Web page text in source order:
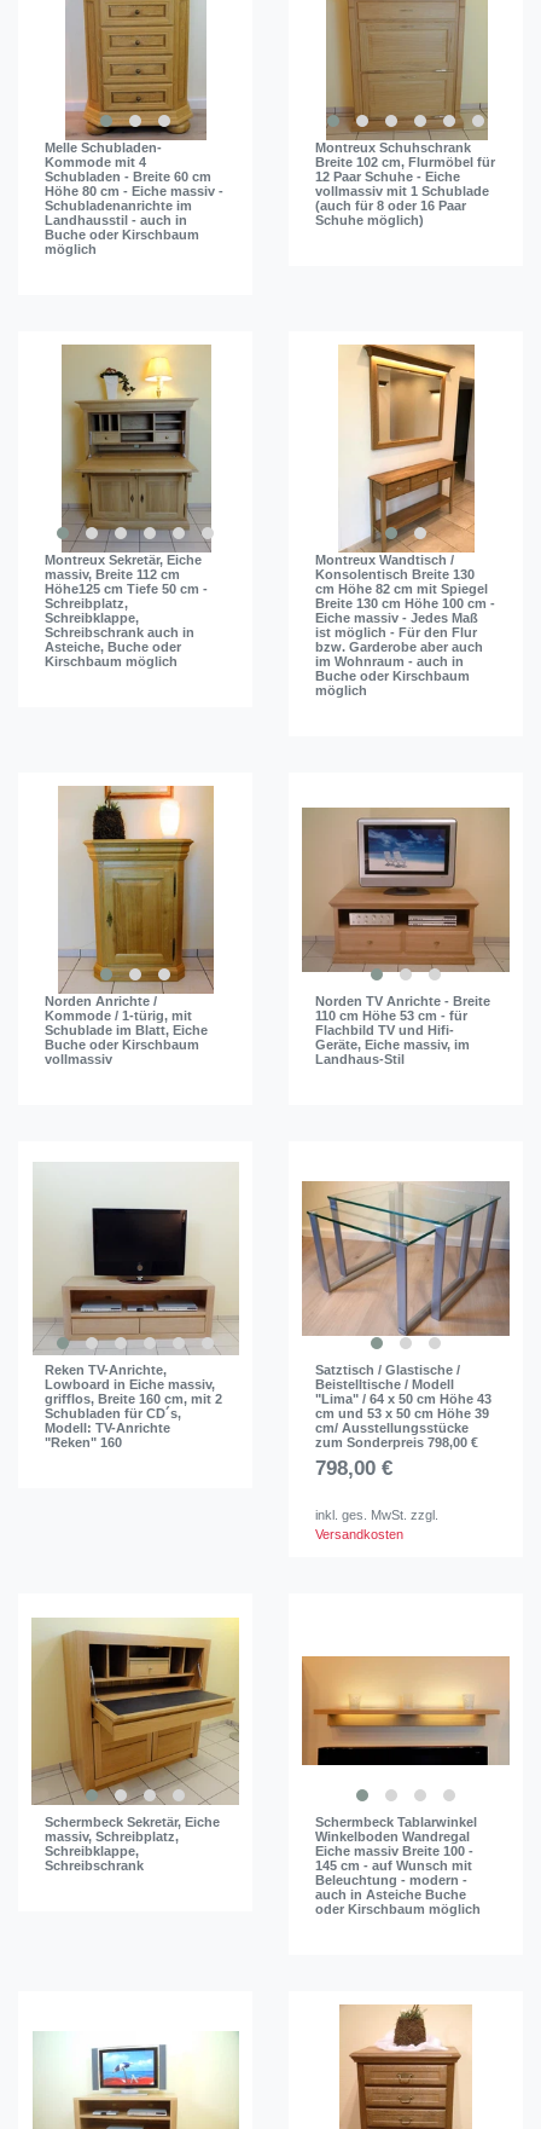
Melle Schubladen-
Kommode mit 4
Schubladen - Breite 60 cm
Höhe 80 cm - Eiche massiv -
Schubladenanrichte im
Landhausstil - auch in
Buche oder Kirschbaum
möglich
Montreux Schuhschrank
Breite 102 cm, Flurmöbel für
12 Paar Schuhe - Eiche
vollmassiv mit 1 Schublade
(auch für 8 oder 16 Paar
Schuhe möglich)
Montreux Sekretär, Eiche
massiv, Breite 112 cm
Höhe125 cm Tiefe 50 cm -
Schreibplatz,
Schreibklappe,
Schreibschrank auch in
Asteiche, Buche oder
Kirschbaum möglich
Montreux Wandtisch /
Konsolentisch Breite 130
cm Höhe 82 cm mit Spiegel
Breite 130 cm Höhe 100 cm -
Eiche massiv - Jedes Maß
ist möglich - Für den Flur
bzw. Garderobe aber auch
im Wohnraum - auch in
Buche oder Kirschbaum
möglich
Norden Anrichte /
Kommode / 1-türig, mit
Schublade im Blatt, Eiche
Buche oder Kirschbaum
vollmassiv
Norden TV Anrichte - Breite
110 cm Höhe 53 cm - für
Flachbild TV und Hifi-
Geräte, Eiche massiv, im
Landhaus-Stil
Reken TV-Anrichte,
Lowboard in Eiche massiv,
grifflos, Breite 160 cm, mit 2
Schubladen für CD´s,
Modell: TV-Anrichte
"Reken" 160
Satztisch / Glastische /
Beistelltische / Modell
"Lima" / 64 x 50 cm Höhe 43
cm und 53 x 50 cm Höhe 39
cm/ Ausstellungsstücke
zum Sonderpreis 798,00 €
798,00 €
inkl. ges. MwSt. zzgl.
Versandkosten
Schermbeck Sekretär, Eiche
massiv, Schreibplatz,
Schreibklappe,
Schreibschrank
Schermbeck Tablarwinkel
Winkelboden Wandregal
Eiche massiv Breite 100 -
145 cm - auf Wunsch mit
Beleuchtung - modern -
auch in Asteiche Buche
oder Kirschbaum möglich